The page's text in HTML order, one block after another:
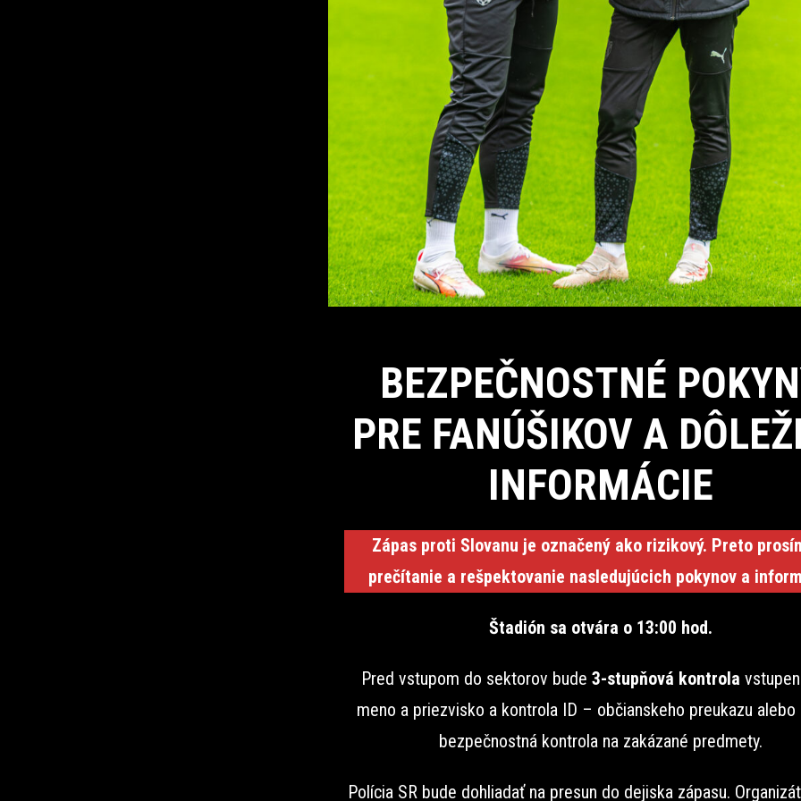
BEZPEČNOSTNÉ
PRE FANÚŠIKOV A
INFORMÁCIE
Zápas proti Slovanu je označený ako rizikový. Preto
prečítanie a rešpektovanie nasledujúcich pokynov a
Štadión sa otvára o 13:00 hod.
Pred vstupom do sektorov bude 3-stupňová kontrola
meno a priezvisko a kontrola ID – občianskeho preukazu alebo
bezpečnostná kontrola na zakázané predmety.
Polícia SR bude dohliadať na presun do dejiska zápasu.